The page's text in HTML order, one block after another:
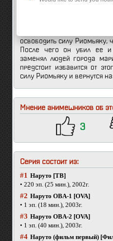
он узнал, что 6 лет
освободить силу Риомьяку,
После чего он убил ее
заменял людей города
предстоит избавится от
силу Риомьяку и вернутся
Мнение анимешников об
3
Серия состоит из:
#1 Наруто [ТВ]
• 220 эп. (25 мин.), 2002г.
#2 Наруто OBA-1 [OVA]
• 1 эп. (18 мин.), 2003г.
#3 Наруто OBA-2 [OVA]
• 1 эп. (40 мин.), 2003г.
#4 Наруто (фильм первый)